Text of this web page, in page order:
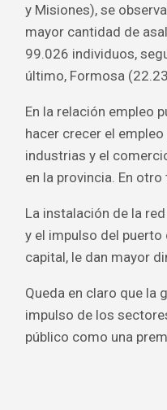
y Misiones), se
mayor cantidad de
99.026 individuos,
último, Formosa
En la relación empleo
hacer crecer el
industrias y el
en la provincia. En
La instalación de la
y el impulso del
capital, le dan mayor
Queda en claro que la
impulso de los
público como una